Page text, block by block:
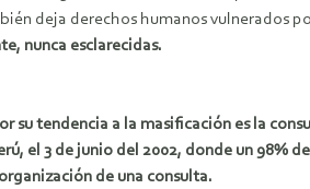
deja derechos humanos vulnerados
nunca esclarecidas.
su tendencia a la masificación es la
el 3 de junio del 2002, donde un 98%
de una consulta.